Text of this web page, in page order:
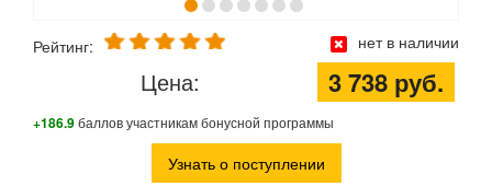
Рейтинг: нет в наличии
Цена: 3 738 руб.
+186.9баллов участникам бонусной программы
Узнать о поступлении